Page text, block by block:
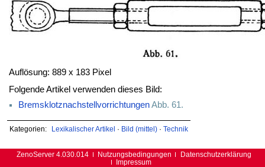
Auflösung: 889 x 183 Pixel
Folgende Artikel verwenden dieses Bild:
Bremsklotznachstellvorrichtungen Abb. 61.
Kategorien: Lexikalischer Artikel · Bild (mittel)· Technik
ZenoServer 4.030.014 Nutzungsbedingungen
Datenschutzerklärung
Impressum